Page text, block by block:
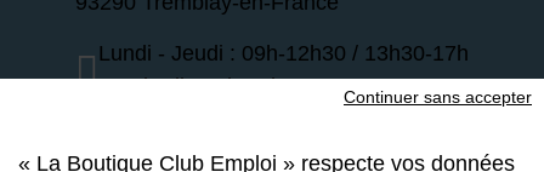
« La Boutique Club Emploi » respecte vos données
Continuer sans accepter
Lundi - Jeudi : 09h-12h30 / 13h30-17h
Vendredi : 09h-12h30
01 49 63 47 30